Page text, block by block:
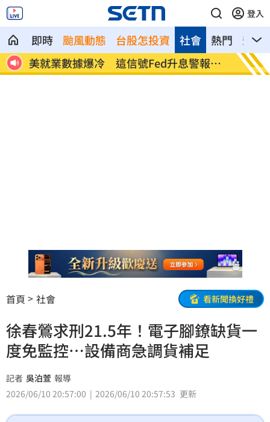
登入
即時 颱風動態 台股怎投資 熱門 影音
社會
衛
美就業數據爆冷 這信號Fed升息警報降
溫
梅西
壇
首頁 社會 看新聞換好禮
徐春鶯求刑21.5年！電子腳鐐缺貨一
度免監控…設備商急調貨補足
記者 吳泊萱 報導
2026/06/10 20:57:00
2026/06/10 20:57:53 更新